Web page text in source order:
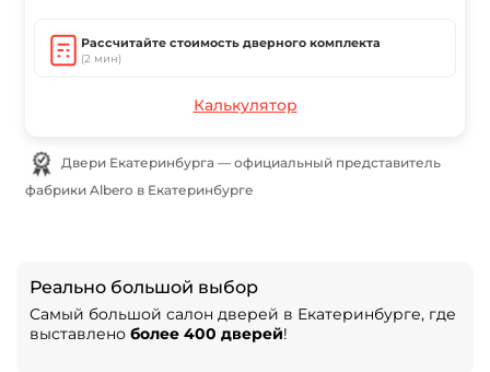
Рассчитайте стоимость дверного комплекта
(2 мин)
Калькулятор
фабрики Albero в Екатеринбурге
Реально большой выбор
Самый большой салон дверей в Екатеринбурге, где
выставлено более 400 дверей!